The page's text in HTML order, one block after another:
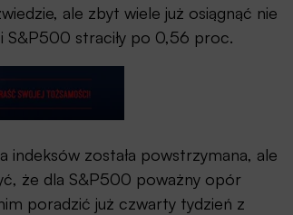
ale zbyt wiele już osiągnąć nie
S&P500 straciły po 0,56 proc.
została powstrzymana, ale
że dla S&P500 poważny opór
poradzić już czwarty tydzień z